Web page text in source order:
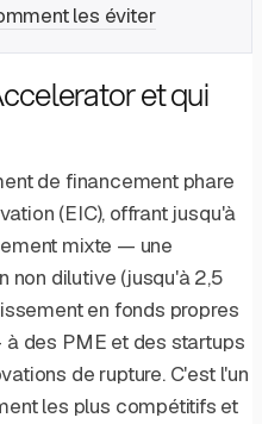
les éviter
et qui
de financement phare
(EIC), offrant jusqu'à
mixte — une
non dilutive (jusqu'à 2,5
en fonds propres
des PME et des startups
de rupture. C'est l'un
les plus compétitifs et